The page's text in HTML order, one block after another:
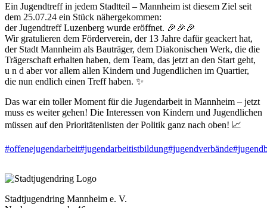
Ein Jugendtreff in jedem Stadtteil – Mannheim ist diesem Ziel seit
dem 25.07.24 ein Stück nähergekommen:
der Jugendtreff Luzenberg wurde eröffnet. 🎉🎉🎉
Wir gratulieren dem Förderverein, der 13 Jahre dafür geackert hat,
der Stadt Mannheim als Bauträger, dem Diakonischen Werk, die die
Trägerschaft erhalten haben, dem Team, das jetzt an den Start geht,
u n d aber vor allem allen Kindern und Jugendlichen im Quartier,
die nun endlich einen Treff haben. ✨
Das war ein toller Moment für die Jugendarbeit in Mannheim – jetzt
muss es weiter gehen! Die Interessen von Kindern und Jugendlichen
müssen auf den Prioritätenlisten der Politik ganz nach oben! 📈
#offenejugendarbeit#jugendarbeitistbildung#jugendverbände
Stadtjugendring Mannheim e. V.